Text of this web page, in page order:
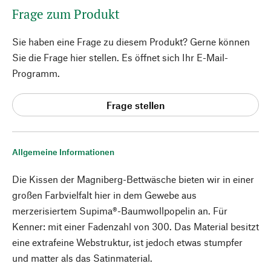
Allgemeine Informationen
Die Kissen der Magniberg-Bettwäsche bieten wir in einer
großen Farbvielfalt hier in dem Gewebe aus
merzerisiertem Supima®-Baumwollpopelin an. Für
Kenner: mit einer Fadenzahl von 300. Das Material besitzt
eine extrafeine Webstruktur, ist jedoch etwas stumpfer
und matter als das Satinmaterial.
Frage zum Produkt
Sie haben eine Frage zu diesem Produkt? Gerne können
Sie die Frage hier stellen. Es öffnet sich Ihr E-Mail-
Programm.
Frage stellen